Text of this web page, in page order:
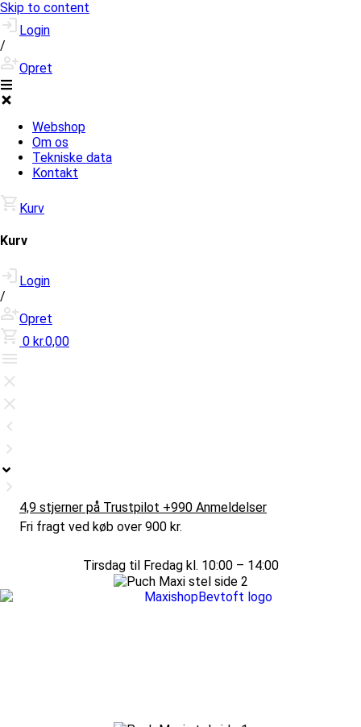
Skip to content
Login
/
Opret
Webshop
Om os
Tekniske data
Kontakt
Kurv
Kurv
Login
/
Opret
0 kr.0,00
4,9 stjerner på Trustpilot +990 Anmeldelser
Fri fragt ved køb over 900 kr.
Tirsdag til Fredag kl. 10:00 – 14:00